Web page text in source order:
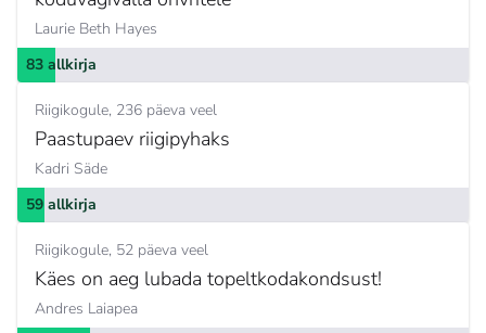
Laurie Beth Hayes
83 allkirja
Riigikogule 236 päeva veel
Paastupaev riigipyhaks
Kadri Säde
59 allkirja
Riigikogule 52 päeva veel
Käes on aeg lubada topeltkodakondsust!
Andres Laiapea